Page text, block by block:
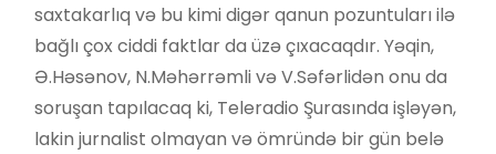
saxtakarlıq və bu kimi digər qanun pozuntuları ilə
bağlı çox ciddi faktlar da üzə çıxacaqdır. Yəqin,
Ə.Həsənov, N.Məhərrəmli və V.Səfərlidən onu da
soruşan tapılacaq ki, Teleradio Şurasında işləyən,
lakin jurnalist olmayan və ömründə bir gün belə